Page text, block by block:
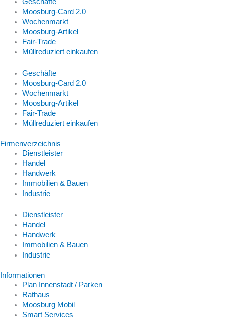
Geschäfte
Moosburg-Card 2.0
Wochenmarkt
Moosburg-Artikel
Fair-Trade
Müllreduziert einkaufen
Geschäfte
Moosburg-Card 2.0
Wochenmarkt
Moosburg-Artikel
Fair-Trade
Müllreduziert einkaufen
Firmenverzeichnis
Dienstleister
Handel
Handwerk
Immobilien & Bauen
Industrie
Dienstleister
Handel
Handwerk
Immobilien & Bauen
Industrie
Informationen
Plan Innenstadt / Parken
Rathaus
Moosburg Mobil
Smart Services